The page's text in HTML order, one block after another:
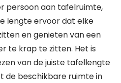
persoon aan tafelruimte,
lengte ervoor dat elke
en genieten van een
te krap te zitten. Het is
van de juiste tafellengte
de beschikbare ruimte in